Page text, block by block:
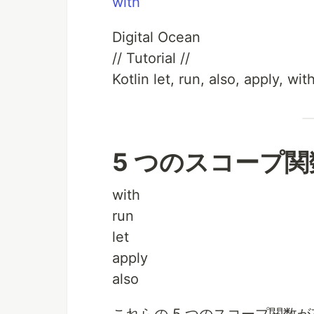
Digital Ocean
// Tutorial //
Kotlin let, run, also, apply,
5 つのスコープ
with
run
let
apply
also